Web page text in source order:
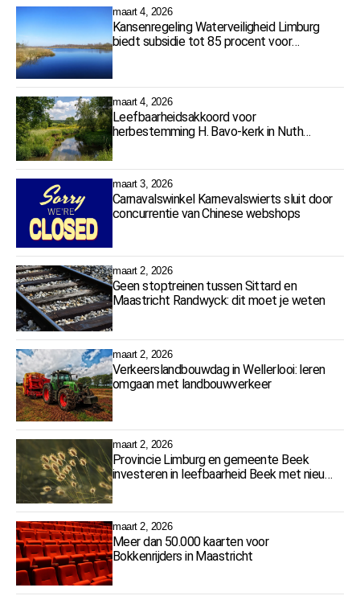
maart 4, 2026
Kansenregeling Waterveiligheid Limburg
biedt subsidie tot 85 procent voor
maart 4, 2026
Leefbaarheidsakkoord voor
herbestemming H. Bavo-kerk in Nuth
maart 3, 2026
Carnavalswinkel Karnevalswierts sluit door
concurrentie van Chinese webshops
maart 2, 2026
Geen stoptreinen tussen Sittard en
Maastricht Randwyck: dit moet je weten
maart 2, 2026
Verkeerslandbouwdag in Wellerlooi: leren
omgaan met landbouwverkeer
maart 2, 2026
Provincie Limburg en gemeente Beek
investeren in leefbaarheid Beek met nieuw
maart 2, 2026
Meer dan 50.000 kaarten voor
Bokkenrijders in Maastricht